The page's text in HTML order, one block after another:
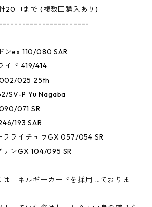
20口まで (複数回購入あり)
ンex 110/080 SAR
イド 419/414
002/025 25th
SV-P Yu Nagaba
071 SR
193 SAR
ラライチュウGX 057/054 SR
リンGX 104/095 SR
エネルギーカードを採用しておりま